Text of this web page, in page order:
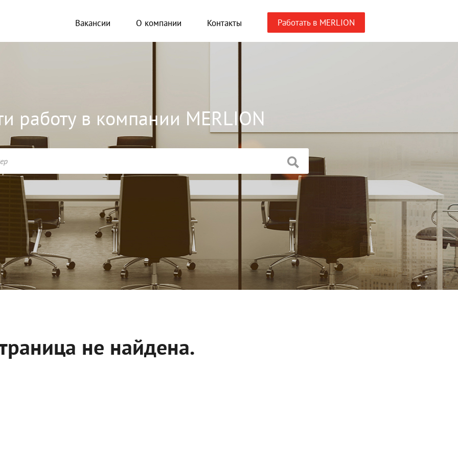
Вакансии О компании Контакты Работать в MERLION
работу в компании MERLION
не найдена.